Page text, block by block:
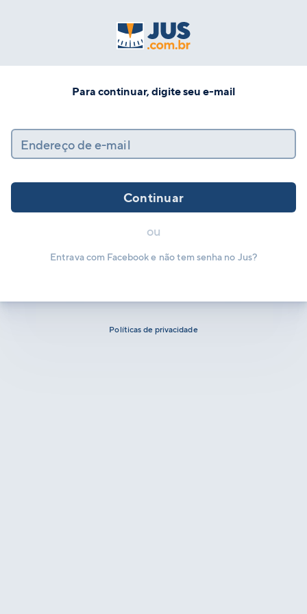
Para continuar, digite seu e-mail
Endereço de e-mail
Continuar
ou
Entrava com Facebook e não tem senha no Jus?
Políticas de privacidade